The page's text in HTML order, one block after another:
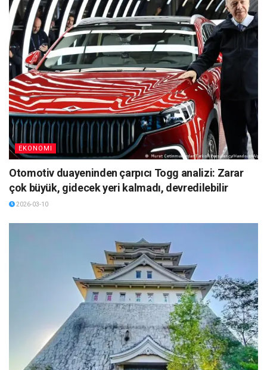
EKONOMI
Otomotiv duayeninden çarpıcı Togg analizi: Zarar
çok büyük, gidecek yeri kalmadı, devredilebilir
2026-03-10